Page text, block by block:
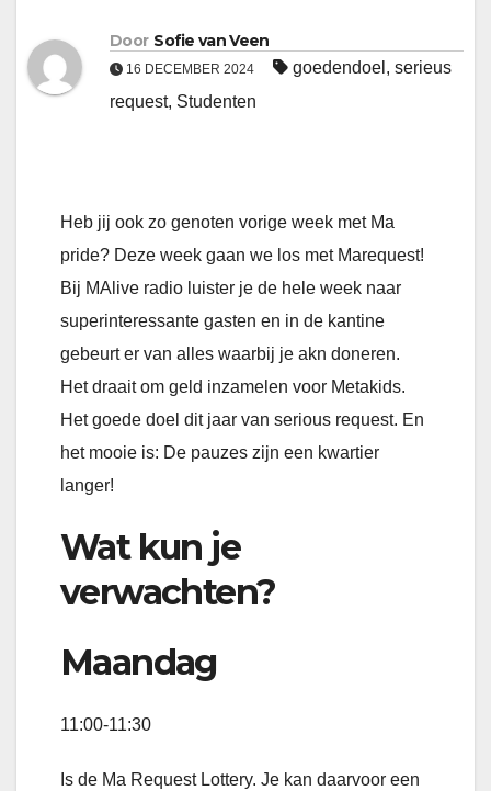
Door Sofie van Veen
16 DECEMBER 2024 goedendoel , serieus
request, Studenten
Heb jij ook zo genoten vorige week met Ma
pride? Deze week gaan we los met Marequest!
Bij MAlive radio luister je de hele week naar
superinteressante gasten en in de kantine
gebeurt er van alles waarbij je akn doneren.
Het draait om geld inzamelen voor Metakids.
Het goede doel dit jaar van serious request. En
het mooie is: De pauzes zijn een kwartier
langer!
Wat kun je
verwachten?
Maandag
11:00-11:30
Is de Ma Request Lottery. Je kan daarvoor een